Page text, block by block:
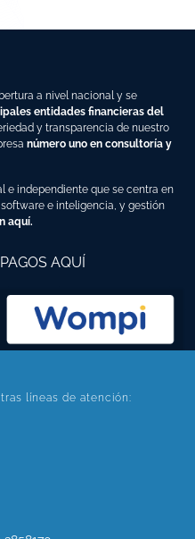
a nivel nacional y se
entidades financieras del
y transparencia de nuestro
número uno en consultoría y
e independiente que se centra en
e inteligencia, y gestión
aquí.
AQUÍ
líneas de atención: